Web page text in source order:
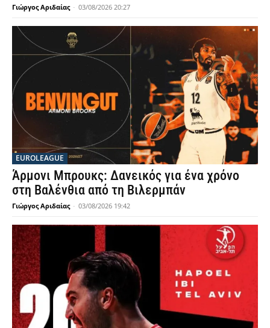
Γιώργος Αριδαίας - 03/08/2026 20:27
EUROLEAGUE
Άρμονι Μπρουκς: Δανεικός για ένα χρόνο
στη Βαλένθια από τη Βιλερμπάν
Γιώργος Αριδαίας - 03/08/2026 19:42